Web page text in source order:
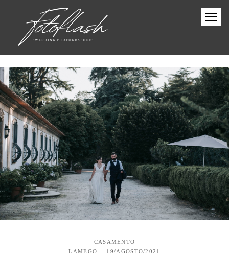
CASAMENTO
LAMEGO
19/AGOSTO/2021